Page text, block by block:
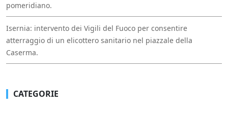
pomeridiano.
Isernia: intervento dei Vigili del Fuoco per consentire
atterraggio di un elicottero sanitario nel piazzale della
Caserma.
CATEGORIE